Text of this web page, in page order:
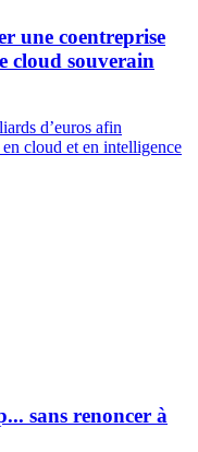
une coentreprise
cloud souverain
d’euros afin
en cloud et en intelligence
sans renoncer à